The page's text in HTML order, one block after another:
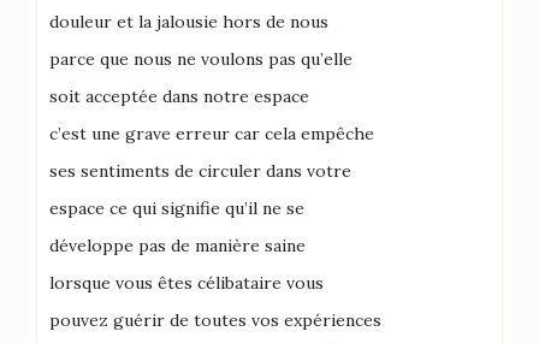
douleur et la jalousie hors de nous
parce que nous ne voulons pas qu’elle
soit acceptée dans notre espace
c’est une grave erreur car cela empêche
ses sentiments de circuler dans votre
espace ce qui signifie qu’il ne se
développe pas de manière saine
lorsque vous êtes célibataire vous
pouvez guérir de toutes vos expériences